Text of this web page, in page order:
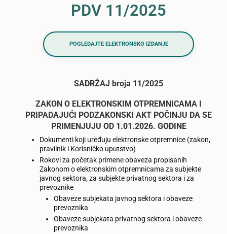
PDV 11/2025
POGLEDAJTE ELEKTRONSKO IZDANJE
SADRŽAJ broja 11/2025
ZAKON O ELEKTRONSKIM OTPREMNICAMA I
PRIPADAJUĆI PODZAKONSKI AKT POČINJU DA SE
PRIMENJUJU OD 1.01.2026. GODINE
Dokumenti koji uređuju elektronske otpremnice (zakon,
pravilnik i Korisničko uputstvo)
Rokovi za početak primene obaveza propisanih
Zakonom o elektronskim otpremnicama za subjekte
javnog sektora, za subjekte privatnog sektora i za
prevoznike
Obaveze subjekata javnog sektora i obaveze
prevoznika
Obaveze subjekata privatnog sektora i obaveze
prevoznika